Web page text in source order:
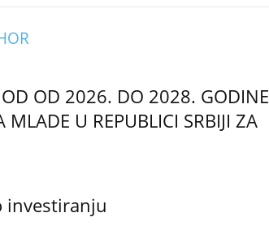
OD 2026. DO 2028. GODINE
MLADE U REPUBLICI SRBIJI ZA
investiranju